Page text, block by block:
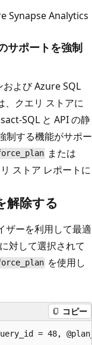
Synapse Analytics
サポートを強制
よび Azure SQL
、クエリ ストアに
SQL と API の静
制する機能がサポー
または
ストア レポートに
解除する
ザーを利用して最適
対して選択されて
を使用し
コピー